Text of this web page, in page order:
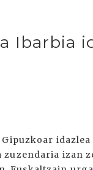
Ibarbia
izan